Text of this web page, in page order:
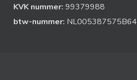
KVK nummer: 99379988
btw-nummer: NL005387575B64